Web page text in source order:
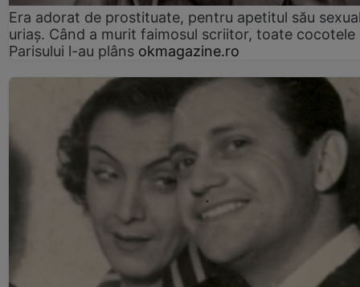
Era adorat de prostituate, pentru apetitul său
uriaș. Când a murit faimosul scriitor, toate cocotele
Parisului l-au plâns okmagazine.ro